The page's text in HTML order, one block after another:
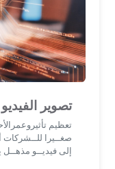
تصوير الفيديو
تعظيم
صغــيرا للــشركات
إلى فيديــو